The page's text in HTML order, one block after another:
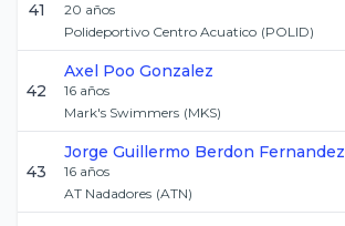
41 20 años
Polideportivo Centro Acuatico (POLID)
42
Axel Poo Gonzalez
16 años
Mark's Swimmers (MKS)
43
Jorge Guillermo Berdon Fernandez
16 años
AT Nadadores (ATN)